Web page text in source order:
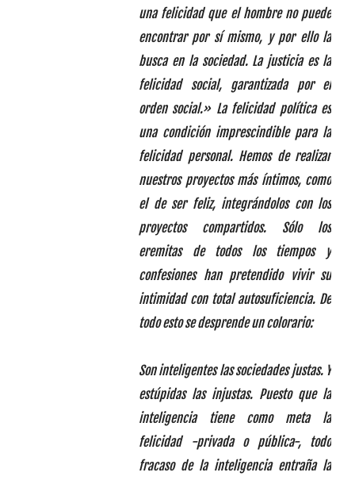
una felicidad que el hombre no puede
encontrar por sí mismo, y por ello la
busca en la sociedad. La justicia es la
felicidad social, garantizada por el
orden social.» La felicidad política es
una condición imprescindible para la
felicidad personal. Hemos de realizar
nuestros proyectos más íntimos, como
el de ser feliz, integrándolos con los
proyectos compartidos. Sólo los
eremitas de todos los tiempos y
confesiones han pretendido vivir su
intimidad con total autosuficiencia. De
todo esto se desprende un colorario:
Son inteligentes las sociedades justas. Y
estúpidas las injustas. Puesto que la
inteligencia tiene como meta la
felicidad -privada o pública-, todo
fracaso de la inteligencia entraña la